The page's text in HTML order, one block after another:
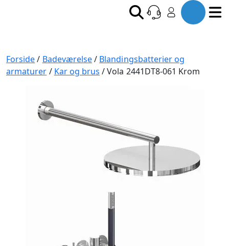
Forside/ Badeværelse/ Blandingsbatterier og
armaturer / Kar og brus / Vola 2441DT8-061 Krom